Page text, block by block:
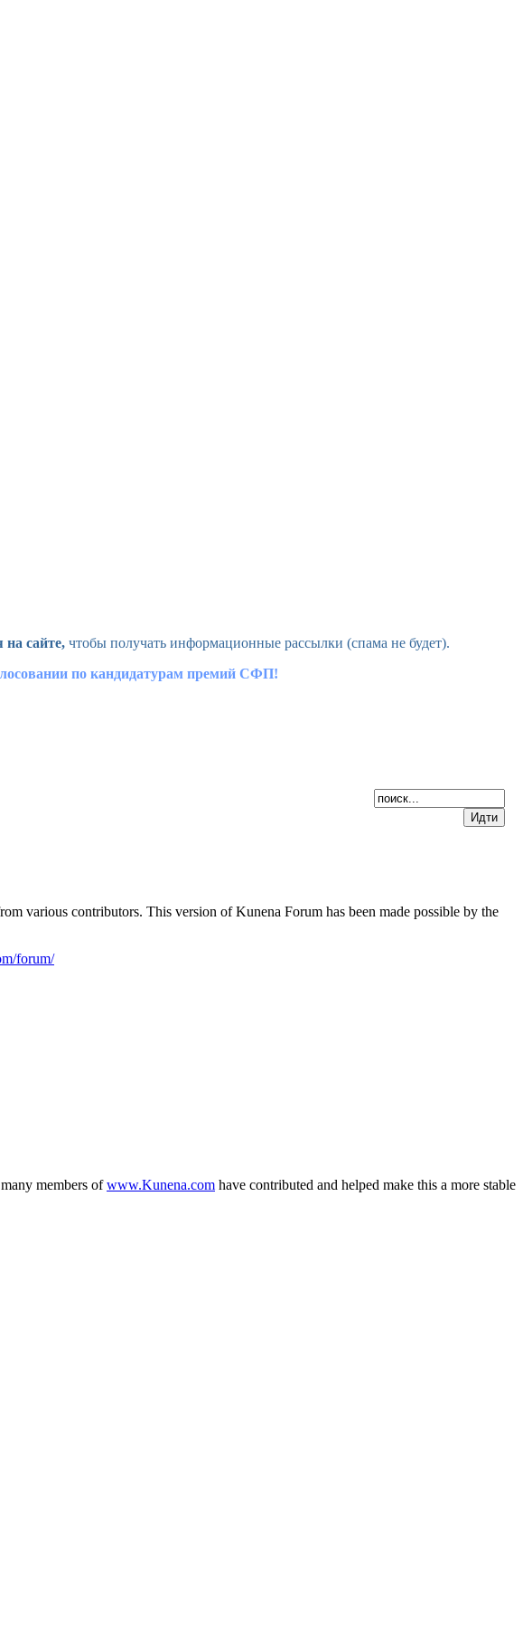
сайте, чтобы получать информационные рассылки (спама не будет).
по кандидатурам премий СФП!
various contributors. This version of Kunena Forum has been made possible by the
forum/
members ofwww.Kunena.com have contributed and helped make this a more stable